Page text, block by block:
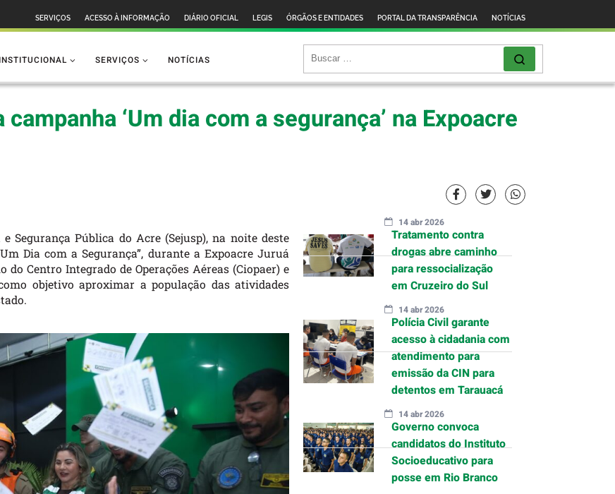
SERVIÇOS ACESSO À INFORMAÇÃO DIÁRIO OFICIAL LEGIS ÓRGÃOS E ENTIDADES PORTAL DA TRANSPARÊNCIA NOTÍCIAS
INSTITUCIONAL SERVIÇOS NOTÍCIAS
‘Um dia com a segurança’ na Expoacre
Segurança Pública do Acre (Sejusp), na noite deste
Dia com a Segurança”, durante a Expoacre Juruá
Centro Integrado de Operações Aéreas (Ciopaer) e
objetivo aproximar a população das atividades
14 abr 2026
Tratamento contra
drogas abre caminho
para ressocialização
em Cruzeiro do Sul
14 abr 2026
Polícia Civil garante
acesso à cidadania com
atendimento para
emissão da CIN para
detentos em Tarauacá
14 abr 2026
Governo convoca
candidatos do Instituto
Socioeducativo para
posse em Rio Branco